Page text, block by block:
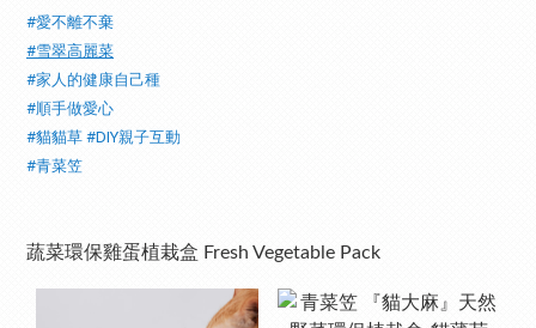
#愛不離不棄
#雪翠高麗菜
#家人的健康自己種
#順手做愛心
#貓貓草 #DIY親子互動
#青菜笠
蔬菜環保雞蛋植栽盒 Fresh Vegetable Pack